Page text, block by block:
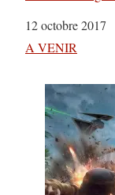
Date
12 octobre 2017
Par rapport à
A VENIR